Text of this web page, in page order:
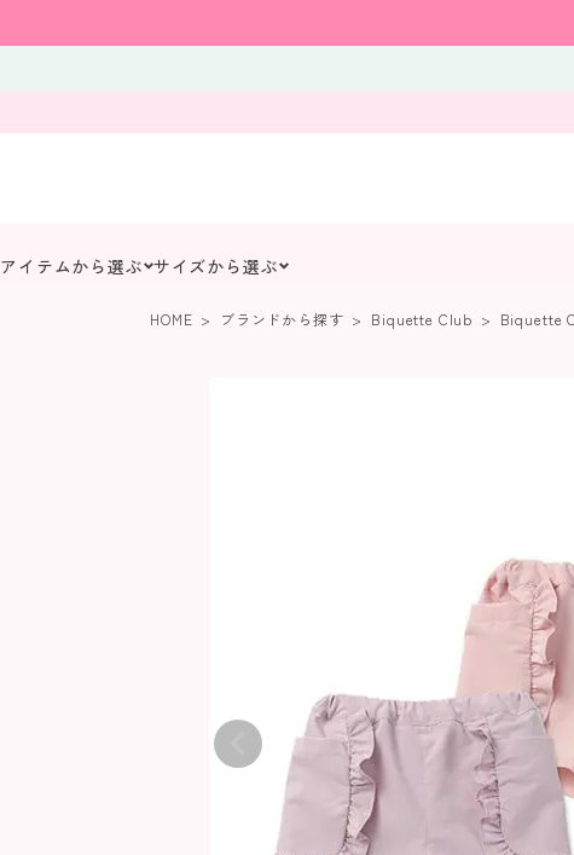
アイテムから選ぶ サイズから選ぶ
HOME ブランドから探す Biquette Club Biquette